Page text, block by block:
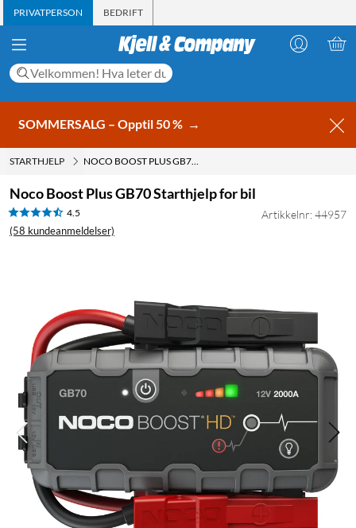
PRIVATPERSON BEDRIFT
SOMMERSALG – Opptil 50 % →
STARTHJELP NOCO BOOST PLUS GB70 STARTHJELP FOR BIL
Noco Boost Plus GB70 Starthjelp for bil
4.5
(58 kundeanmeldelser)
Artikkelnr: 44957